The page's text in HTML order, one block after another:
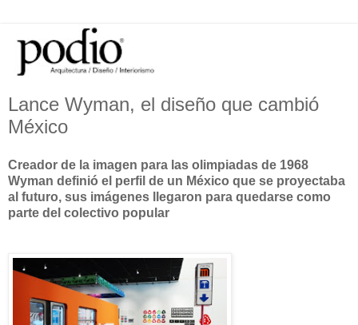
Lance Wyman, el diseño que cambió
México
Creador de la imagen para las olimpiadas de 1968
Wyman definió el perfil de un México que se proyectaba
al futuro, sus imágenes llegaron para quedarse como
parte del colectivo popular